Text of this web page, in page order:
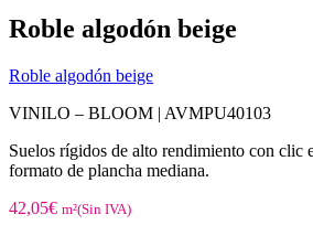
Roble algodón beige
Roble algodón beige
VINILO – BLOOM | AVMPU40103
Suelos rígidos de alto rendimiento con clic
formato de plancha mediana.
42,05€ m²(Sin IVA)